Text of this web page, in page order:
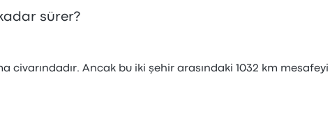
sürer?
Ancak bu iki şehir arasındaki 1032 km mesafeyi